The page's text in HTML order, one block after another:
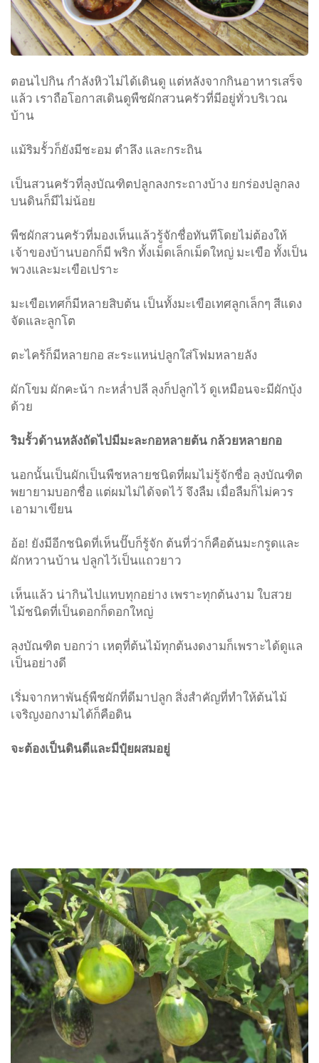
ตอนไปกิน กำลังหิวไม่ได้เดินดู แต่หลังจากกินอาหารเสร็จ
แล้ว เราถือโอกาสเดินดูพืชผักสวนครัวที่มีอยู่ทั่วบริเวณ
บ้าน
แม้ริมรั้วก็ยังมีชะอม ตำลึง และกระถิน
เป็นสวนครัวที่ลุงบัณฑิตปลูกลงกระถางบ้าง ยกร่องปลูกลง
บนดินก็มีไม่น้อย
พืชผักสวนครัวที่มองเห็นแล้วรู้จักชื่อทันทีโดยไม่ต้องให้
เจ้าของบ้านบอกก็มี พริก ทั้งเม็ดเล็กเม็ดใหญ่ มะเขือ ทั้งเป็น
พวงและมะเขือเปราะ
มะเขือเทศก็มีหลายสิบต้น เป็นทั้งมะเขือเทศลูกเล็กๆ สีแดง
จัดและลูกโต
ตะไคร้ก็มีหลายกอ สะระแหน่ปลูกใส่โฟมหลายลัง
ผักโขม ผักคะน้า กะหล่ำปลี ลุงก็ปลูกไว้ ดูเหมือนจะมีผักบุ้ง
ด้วย
ริมรั้วด้านหลังถัดไปมีมะละกอหลายต้น กล้วยหลายกอ
นอกนั้นเป็นผักเป็นพืชหลายชนิดที่ผมไม่รู้จักชื่อ ลุงบัณฑิต
พยายามบอกชื่อ แต่ผมไม่ได้จดไว้ จึงลืม เมื่อลืมก็ไม่ควร
เอามาเขียน
อ้อ! ยังมีอีกชนิดที่เห็นปั๊บก็รู้จัก ต้นที่ว่าก็คือต้นมะกรูดและ
ผักหวานบ้าน ปลูกไว้เป็นแถวยาว
เห็นแล้ว น่ากินไปแทบทุกอย่าง เพราะทุกต้นงาม ใบสวย
ไม้ชนิดที่เป็นดอกก็ดอกใหญ่
ลุงบัณฑิต บอกว่า เหตุที่ต้นไม้ทุกต้นงดงามก็เพราะได้ดูแล
เป็นอย่างดี
เริ่มจากหาพันธุ์พืชผักที่ดีมาปลูก สิ่งสำคัญที่ทำให้ต้นไม้
เจริญงอกงามได้ก็คือดิน
จะต้องเป็นดินดีและมีปุ๋ยผสมอยู่